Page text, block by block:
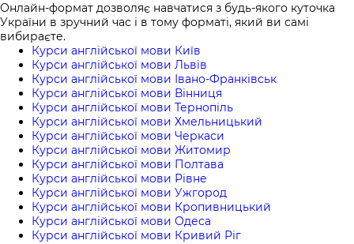
Онлайн-формат дозволяє навчатися з будь-якого куточка
України в зручний час і в тому форматі, який ви самі
вибираєте.
Курси англійської мови Київ
Курси англійської мови Львів
Курси англійської мови Івано-Франківськ
Курси англійської мови Вінниця
Курси англійської мови Тернопіль
Курси англійської мови Хмельницький
Курси англійської мови Черкаси
Курси англійської мови Житомир
Курси англійської мови Полтава
Курси англійської мови Рівне
Курси англійської мови Ужгород
Курси англійської мови Кропивницький
Курси англійської мови Одеса
Курси англійської мови Кривий Ріг